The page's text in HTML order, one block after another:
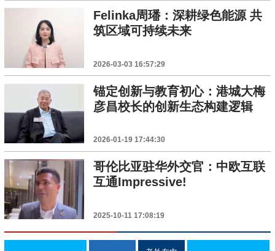
Felinka周璠：深耕绿色能源 共
筑区域可持续未来
2026-03-03 16:57:29
锚定创新与教育初心：港城大梅
彦昌校长的创新生态构建逻辑
2026-01-19 17:44:30
哥伦比亚驻华外交官：中欧互联
互通Impressive!
2025-10-11 17:08:19